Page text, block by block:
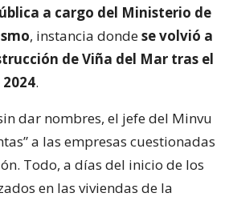
a cargo del Ministerio de
, instancia dondese volvió a
de Viña del Mar tras el
.
dar nombres, el jefe del Minvu
a las empresas cuestionadas
Todo, a días del inicio de los
en las viviendas de la